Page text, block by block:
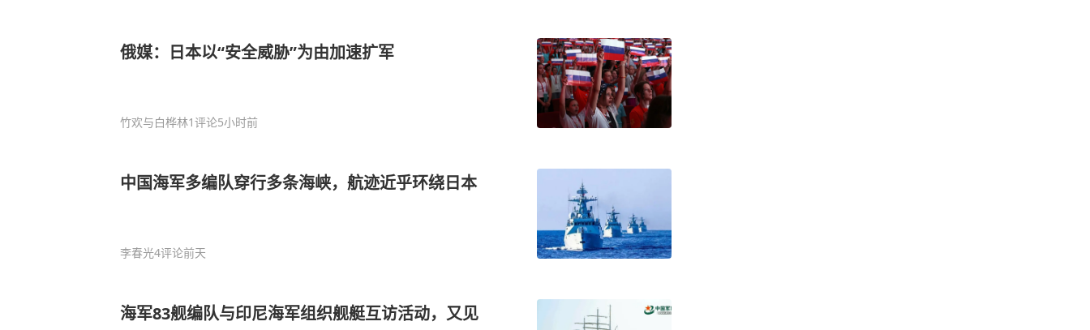
俄媒：日本以“安全威胁”为由加速扩军
竹欢与白桦林1评论5小时前
中国海军多编队穿行多条海峡，航迹近乎环绕日本
李春光4评论前天
海军83舰编队与印尼海军组织舰艇互访活动，又见